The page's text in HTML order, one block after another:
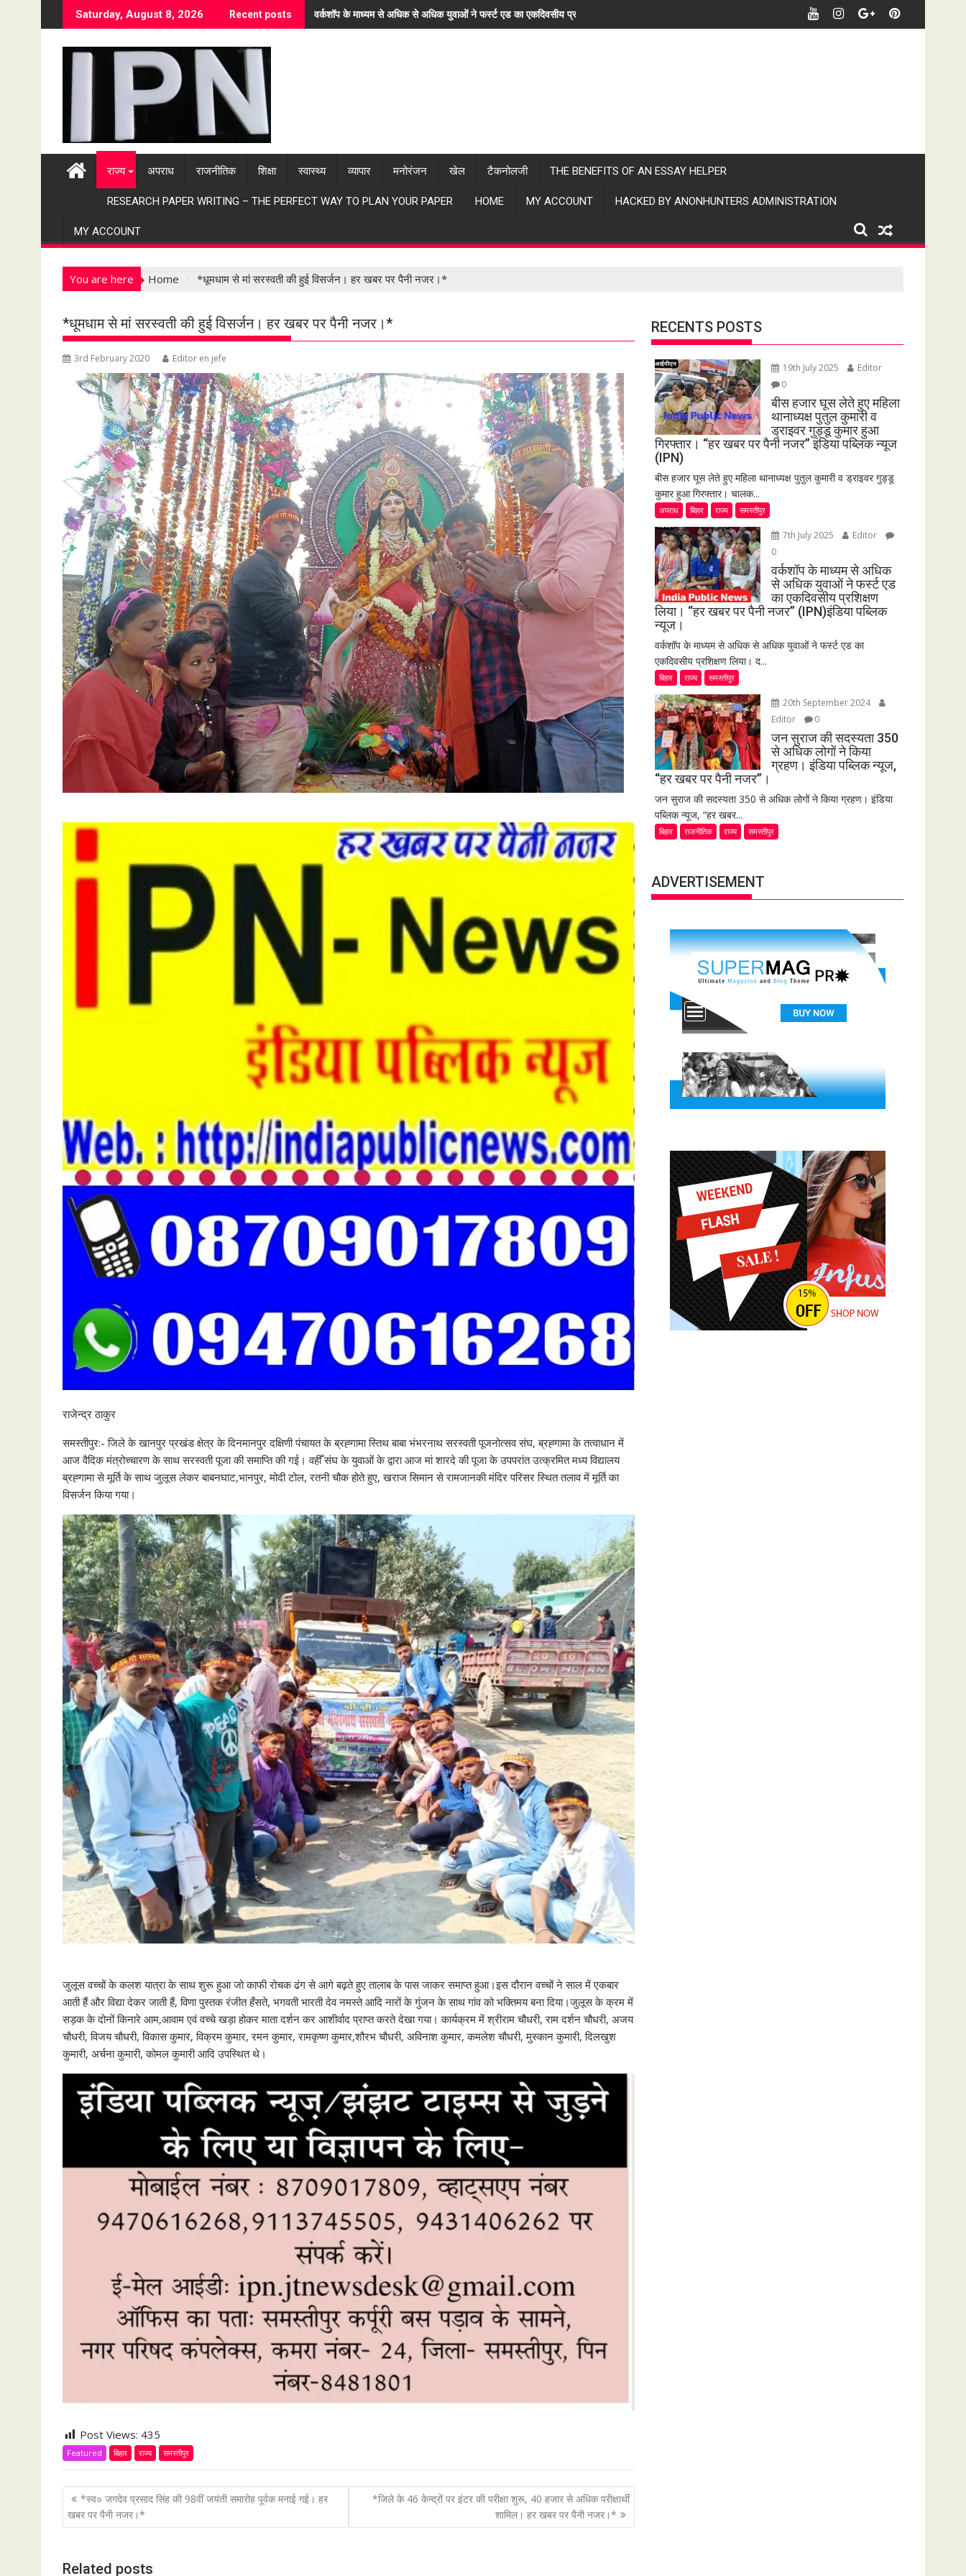
k
Saturday, August 8, 2026 Recent posts वर्कशॉप के माध्यम से अधिक से अधिक युवाओं ने फर्स्ट एड का एकदिवसीय प्रशिक्षण लिया। "हर खबर पर पैनी नजर" (IPN)इंडिया पब्लिक न्यूज।
राज्य अपराध राजनीतिक शिक्षा स्वास्थ्य व्यापार मनोरंजन खेल टैकनोलजी THE BENEFITS OF AN ESSAY HELPER
RESEARCH PAPER WRITING – THE PERFECT WAY TO PLAN YOUR PAPER HOME MY ACCOUNT HACKED BY ANONHUNTERS ADMINISTRATION
MY ACCOUNT
You are here Home *धूमधाम से मां सरस्वती की हुई विसर्जन। हर खबर पर पैनी नजर।*
*धूमधाम से मां सरस्वती की हुई विसर्जन। हर खबर पर पैनी नजर।*
3rd February 2020 Editor en jefe
राजेन्द्र ठाकुर
समस्तीपुर:- जिले के खानपुर प्रखंड क्षेत्र के दिनमानपुर दक्षिणी पंचायत के ब्रह्गामा स्तिथ बाबा भंभरनाथ सरस्वती पूजनोत्सव संघ, ब्रह्गामा के तत्वाधान में
आज वैदिक मंत्रोच्चारण के साथ सरस्वती पूजा की समाप्ति की गई। वहीँ संघ के युवाओं के द्वारा आज मां शारदे की पूजा के उपपरांत उत्क्रमित मध्य विद्यालय
ब्रह्गामा से मूर्ति के साथ जुलूस लेकर बाबनघाट,भानपुर, मोदी टोल, रतनी चौक होते हुए, खराज सिमान से रामजानकी मंदिर परिसर स्थित तलाव में मूर्ति का
विसर्जन किया गया।
जुलूस वच्चों के कलश यात्रा के साथ शुरू हुआ जो काफी रोचक ढंग से आगे बढ़ते हुए तालाब के पास जाकर समाप्त हुआ।इस दौरान वच्चों ने साल में एकबार
आती हैं और विद्या देकर जाती हैं, विणा पुस्तक रंजीत हँसते, भगवती भारती देव नमस्ते आदि नारों के गुंजन के साथ गांव को भक्तिमय बना दिया।जुलूस के क्रम में
सड़क के दोनों किनारे आम,आवाम एवं वच्चे खड़ा होकर माता दर्शन कर आशीर्वाद प्राप्त करते देखा गया। कार्यक्रम में श्रीराम चौधरी, राम दर्शन चौधरी, अजय
चौधरी, विजय चौधरी, विकास कुमार, विक्रम कुमार, रमन कुमार, रामकृष्ण कुमार,शौरभ चौधरी, अविनाश कुमार, कमलेश चौधरी, मुस्कान कुमारी, दिलखुश
कुमारी, अर्चना कुमारी, कोमल कुमारी आदि उपस्थित थे।
Post Views: 435
Featured बिहार राज्य समस्तीपुर
P
o
*स्व० जगदेव प्रसाद सिंह की 98वीं जयंती समारोह पूर्वक मनाई गई। हर
खबर पर पैनी नजर।*
*जिले के 46 केन्द्रों पर इंटर की परीक्षा शुरू, 40 हजार से अधिक परीक्षार्थी
शामिल। हर खबर पर पैनी नजर।*
Related posts
RECENTS POSTS
19th July 2025
Editor
0
बीस हजार घूस लेते हुए महिला
थानाध्यक्ष पुतुल कुमारी व
ड्राइवर गुड्डू कुमार हुआ
गिरफ्तार। “हर खबर पर पैनी नजर” इंडिया पब्लिक न्यूज
(IPN)
बीस हजार घूस लेते हुए महिला थानाध्यक्ष पुतुल कुमारी व ड्राइवर गुड्डू
कुमार हुआ गिरफ्तार। चालक...
अपराध बिहार राज्य समस्तीपुर
7th July 2025
Editor
0
वर्कशॉप के माध्यम से अधिक
से अधिक युवाओं ने फर्स्ट एड
का एकदिवसीय प्रशिक्षण
लिया। “हर खबर पर पैनी नजर” (IPN)इंडिया पब्लिक
न्यूज।
वर्कशॉप के माध्यम से अधिक से अधिक युवाओं ने फर्स्ट एड का
एकदिवसीय प्रशिक्षण लिया। द...
बिहार राज्य समस्तीपुर
20th September 2024
Editor
0
जन सुराज की सदस्यता 350
से अधिक लोगों ने किया
ग्रहण। इंडिया पब्लिक न्यूज,
“हर खबर पर पैनी नजर”।
जन सुराज की सदस्यता 350 से अधिक लोगों ने किया ग्रहण। इंडिया
पब्लिक न्यूज, “हर खबर...
बिहार राजनीतिक राज्य समस्तीपुर
ADVERTISEMENT